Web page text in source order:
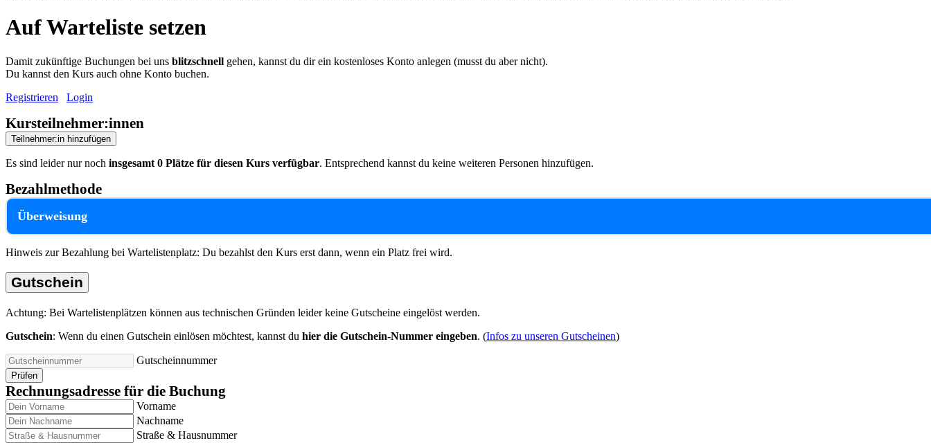
Auf Warteliste setzen
Damit zukünftige Buchungen bei uns blitzschnell gehen, kannst du dir ein kostenloses Konto anlegen (musst du aber nicht).
Du kannst den Kurs auch ohne Konto buchen.
Registrieren
Login
Kursteilnehmer:innen
Teilnehmer:in hinzufügen
Es sind leider nur noch insgesamt 0 Plätze für diesen Kurs verfügbar. Entsprechend kannst du keine weiteren Personen hinzufügen.
Bezahlmethode
Überweisung
Hinweis zur Bezahlung bei Wartelistenplatz: Du bezahlst den Kurs erst dann, wenn ein Platz frei wird.
Gutschein
Achtung: Bei Wartelistenplätzen können aus technischen Gründen leider keine Gutscheine eingelöst werden.
Gutschein: Wenn du einen Gutschein einlösen möchtest, kannst du hier die Gutschein-Nummer eingeben. (Infos zu unseren Gutscheinen)
Gutscheinnummer
Prüfen
Rechnungsadresse für die Buchung
Vorname
Nachname
Straße & Hausnummer